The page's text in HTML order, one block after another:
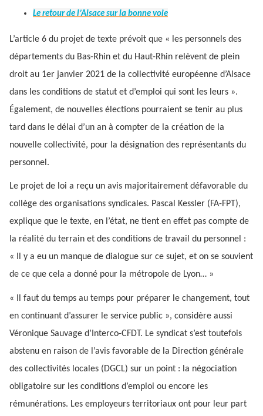
Le retour de l’Alsace sur la bonne voie
L’article 6 du projet de texte prévoit que « les personnels des
départements du Bas-Rhin et du Haut-Rhin relèvent de plein
droit au 1er janvier 2021 de la collectivité européenne d’Alsace
dans les conditions de statut et d’emploi qui sont les leurs ».
Également, de nouvelles élections pourraient se tenir au plus
tard dans le délai d’un an à compter de la création de la
nouvelle collectivité, pour la désignation des représentants du
personnel.
Le projet de loi a reçu un avis majoritairement défavorable du
collège des organisations syndicales. Pascal Kessler (FA-FPT),
explique que le texte, en l’état, ne tient en effet pas compte de
la réalité du terrain et des conditions de travail du personnel :
« Il y a eu un manque de dialogue sur ce sujet, et on se souvient
de ce que cela a donné pour la métropole de Lyon… »
« Il faut du temps au temps pour préparer le changement, tout
en continuant d’assurer le service public », considère aussi
Véronique Sauvage d’Interco-CFDT. Le syndicat s’est toutefois
abstenu en raison de l’avis favorable de la Direction générale
des collectivités locales (DGCL) sur un point : la négociation
obligatoire sur les conditions d’emploi ou encore les
rémunérations. Les employeurs territoriaux ont pour leur part